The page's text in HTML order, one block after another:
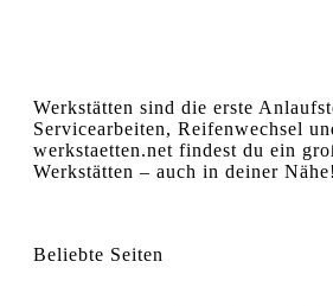
Werkstätten sind die erste
Servicearbeiten, Reifenwechsel
werkstaetten.net findest du ein
Werkstätten – auch in deiner Nähe!
Beliebte Seiten